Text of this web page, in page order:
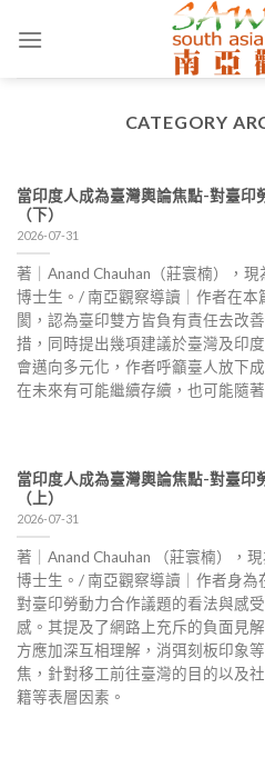
CATEGORY
當印度人成為臺灣輿論焦點-對臺印
（下）
2026-07-31
著｜Anand Chauhan（莊寰楠），
博士生。/ 南亞觀察導讀｜作者在
閡，認為臺印雙方皆負有責任去改
措，同時提出幾項建議於臺灣及印
會邁向多元化，作者呼籲臺人放下
在未來有可能繼續存續，也可能隨
當印度人成為臺灣輿論焦點-對臺印
（上）
2026-07-31
著｜Anand Chauhan （莊寰楠），
博士生。/ 南亞觀察導讀｜作者身
對臺印勞動力合作議題的看法與感
感。其提及了網路上充斥的負面見
方應加深互相理解，消弭刻板印象
焦，針對移工前往臺灣的目的以及
籍等表層因素。